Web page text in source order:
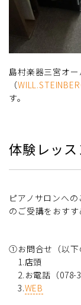
島村楽器三宮オ
（
す。
体験レッ
ピアノサロンへ
のご受講をおすす
①お問合せ（以下
1.店頭
2.お電話（078-
3.WEB